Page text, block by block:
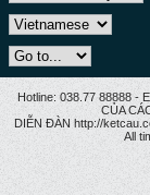
Hotline: 038.77 88888 -
CỦA
DIỄN ĐÀN http://
All